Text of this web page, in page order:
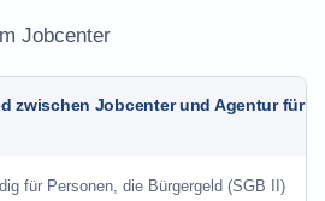
Jobcenter
zwischen Jobcenter und Agentur für
für Personen, die Bürgergeld (SGB II)